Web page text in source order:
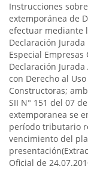
Instrucciones
extemporánea de
efectuar mediante
Declaración
Especial
Declaración
con Derecho al
Constructoras;
SII N° 151 del 07
extemporanea se
período tributario
vencimiento del
Oficial de